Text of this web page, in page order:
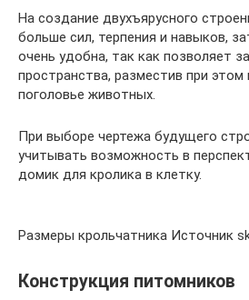
На создание двухъярусного
больше сил, терпения и навыков,
очень удобна, так как позволяет
пространства, разместив при этом
поголовье животных.
При выборе чертежа будущего
учитывать возможность в
домик для кролика в клетку.
Размеры крольчатника Источник
Конструкция питомников